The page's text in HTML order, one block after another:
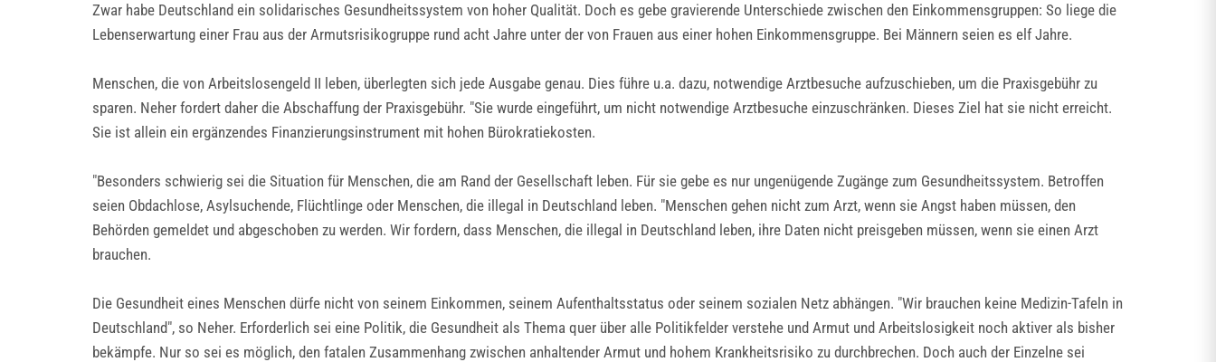
Zwar habe Deutschland ein solidarisches Gesundheitssystem von hoher Qualität. Doch es gebe gravierende Unterschiede zwischen den Einkommensgruppen: So liege die
Lebenserwartung einer Frau aus der Armutsrisikogruppe rund acht Jahre unter der von Frauen aus einer hohen Einkommensgruppe. Bei Männern seien es elf Jahre.
Menschen, die von Arbeitslosengeld II leben, überlegten sich jede Ausgabe genau. Dies führe u.a. dazu, notwendige Arztbesuche aufzuschieben, um die Praxisgebühr zu
sparen. Neher fordert daher die Abschaffung der Praxisgebühr. "Sie wurde eingeführt, um nicht notwendige Arztbesuche einzuschränken. Dieses Ziel hat sie nicht erreicht.
Sie ist allein ein ergänzendes Finanzierungsinstrument mit hohen Bürokratiekosten.
"Besonders schwierig sei die Situation für Menschen, die am Rand der Gesellschaft leben. Für sie gebe es nur ungenügende Zugänge zum Gesundheitssystem. Betroffen
seien Obdachlose, Asylsuchende, Flüchtlinge oder Menschen, die illegal in Deutschland leben. "Menschen gehen nicht zum Arzt, wenn sie Angst haben müssen, den
Behörden gemeldet und abgeschoben zu werden. Wir fordern, dass Menschen, die illegal in Deutschland leben, ihre Daten nicht preisgeben müssen, wenn sie einen Arzt
brauchen.
Die Gesundheit eines Menschen dürfe nicht von seinem Einkommen, seinem Aufenthaltsstatus oder seinem sozialen Netz abhängen. "Wir brauchen keine Medizin-Tafeln in
Deutschland", so Neher. Erforderlich sei eine Politik, die Gesundheit als Thema quer über alle Politikfelder verstehe und Armut und Arbeitslosigkeit noch aktiver als bisher
bekämpfe. Nur so sei es möglich, den fatalen Zusammenhang zwischen anhaltender Armut und hohem Krankheitsrisiko zu durchbrechen. Doch auch der Einzelne sei